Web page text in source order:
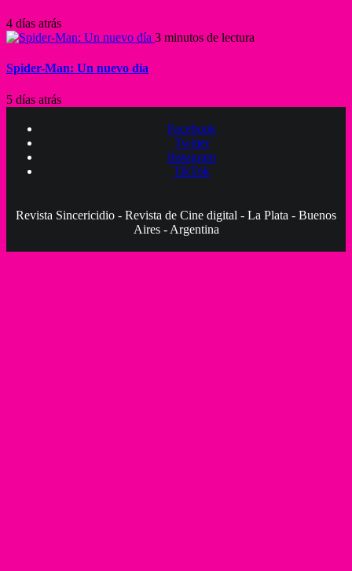
4 días atrás
3 minutos de lectura
Spider-Man: Un nuevo día
5 días atrás
Facebook
Twitter
Instagram
TikTok
Revista Sincericidio - Revista de Cine digital - La Plata - Buenos
Aires - Argentina